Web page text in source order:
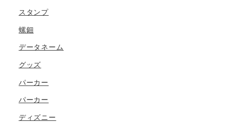
スタンプ
螺鈿
データネーム
グッズ
パーカー
パーカー
ディズニー